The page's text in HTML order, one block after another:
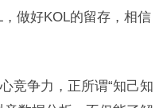
做好KOL的留存，相信
竞争力，正所谓“知己知